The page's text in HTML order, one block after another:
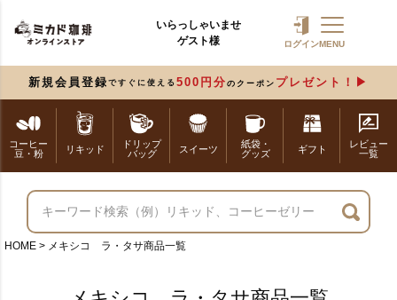
いらっしゃいませ
ゲスト様
ログインMENU
新規会員登録 ですぐに使える 500円分 のクーポン プレゼント！
コーヒー
豆・粉
リキッド
ドリップ
バッグ
スイーツ
紙袋・
グッズ
ギフト
レビュー
一覧
HOME メキシコ ラ・タサ商品一覧
バンドル販売
予約商品
予約商品のみを表示
並び順
新着順
登録順
価格が高い順